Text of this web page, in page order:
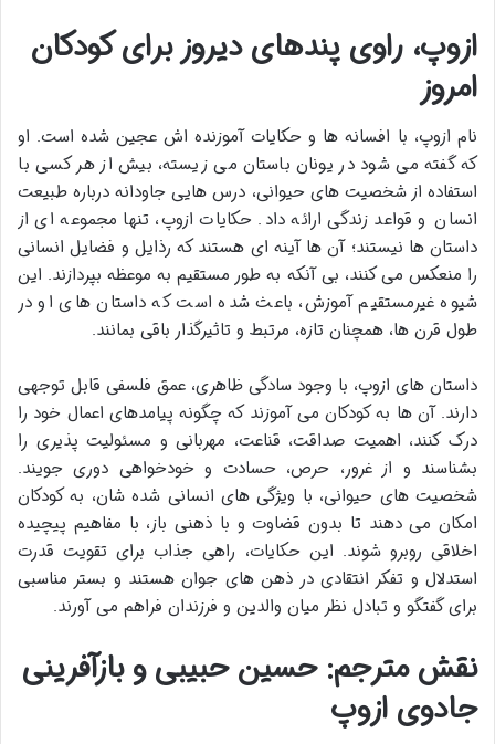
ازوپ، راوی پندهای دیروز برای کودکان
امروز
نام ازوپ، با افسانه ها و حکایات آموزنده اش عجین شده است. او
که گفته می شود در یونان باستان می زیسته، بیش از هر کسی با
استفاده از شخصیت های حیوانی، درس هایی جاودانه درباره طبیعت
انسان و قواعد زندگی ارائه داد. حکایات ازوپ، تنها مجموعه ای از
داستان ها نیستند؛ آن ها آینه ای هستند که رذایل و فضایل انسانی
را منعکس می کنند، بی آنکه به طور مستقیم به موعظه بپردازند. این
شیوه غیرمستقیم آموزش، باعث شده است که داستان های او در
طول قرن ها، همچنان تازه، مرتبط و تاثیرگذار باقی بمانند.
داستان های ازوپ، با وجود سادگی ظاهری، عمق فلسفی قابل توجهی
دارند. آن ها به کودکان می آموزند که چگونه پیامدهای اعمال خود را
درک کنند، اهمیت صداقت، قناعت، مهربانی و مسئولیت پذیری را
بشناسند و از غرور، حرص، حسادت و خودخواهی دوری جویند.
شخصیت های حیوانی، با ویژگی های انسانی شده شان، به کودکان
امکان می دهند تا بدون قضاوت و با ذهنی باز، با مفاهیم پیچیده
اخلاقی روبرو شوند. این حکایات، راهی جذاب برای تقویت قدرت
استدلال و تفکر انتقادی در ذهن های جوان هستند و بستر مناسبی
برای گفتگو و تبادل نظر میان والدین و فرزندان فراهم می آورند.
نقش مترجم: حسین حبیبی و بازآفرینی
جادوی ازوپ